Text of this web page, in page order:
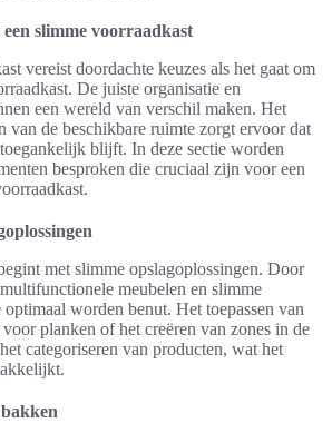
een slimme voorraadkast
vereist doordachte keuzes als het gaat om
De juiste organisatie en
een wereld van verschil maken. Het
van de beschikbare ruimte zorgt ervoor dat
blijft. In deze sectie worden
besproken die cruciaal zijn voor een
met slimme opslagoplossingen. Door
meubelen en slimme
worden benut. Het toepassen van
planken of het creëren van zones in de
categoriseren van producten, wat het